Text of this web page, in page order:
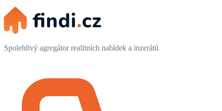
Spolehlivý agregátor realitních nabídek a inzerátů